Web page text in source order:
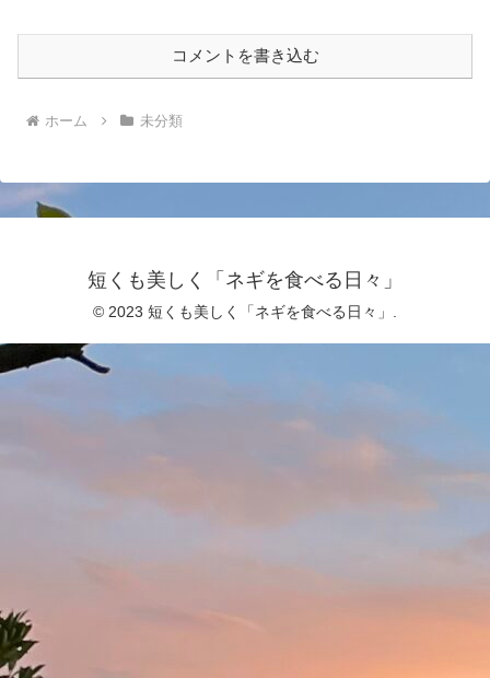
コメントを書き込む
ホーム 未分類
短くも美しく「ネギを食べる日々」
© 2023 短くも美しく「ネギを食べる日々」.